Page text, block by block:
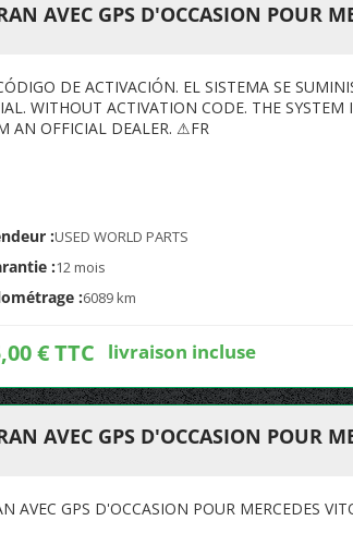
AVEC GPS D'OCCASION POUR
DE ACTIVACIÓN. EL SISTEMA SE
WITHOUT ACTIVATION CODE. THE
AN OFFICIAL DEALER. ⚠FR
:USED WORLD PARTS
:12 mois
:6089 km
€ TTC livraison incluse
AVEC GPS D'OCCASION POUR
AVEC GPS D'OCCASION POUR MERCEDES